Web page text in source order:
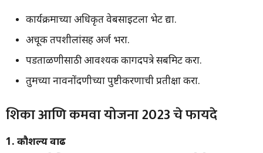
कार्यक्रमाच्या अधिकृत वेबसाइटला भेट द्या.
अचूक तपशीलांसह अर्ज भरा.
पडताळणीसाठी आवश्यक कागदपत्रे सबमिट करा.
तुमच्या नावनोंदणीच्या पुष्टीकरणाची प्रतीक्षा करा.
शिका आणि कमवा योजना 2023 चे फायदे
1. कौशल्य वाढ